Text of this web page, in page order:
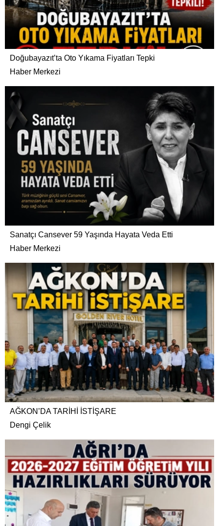
Doğubayazıt’ta Oto Yıkama Fiyatları Tepki
Haber Merkezi
Sanatçı Cansever 59 Yaşında Hayata Veda Etti
Haber Merkezi
AĞKON’DA TARİHİ İSTİŞARE
Dengi Çelik